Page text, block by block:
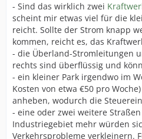
- Sind das wirklich zwei
scheint mir etwas viel für die
reicht. Sollte der Strom knapp
kommen, reicht es, das
- die Überland-Stromleitungen
rechts sind überflüssig und
- ein kleiner Park irgendwo im
Kosten von etwa €50 pro
anheben, wodurch die
- eine oder zwei weitere
Industriegebiet mehr würden
Verkehrsprobleme verkleinern.